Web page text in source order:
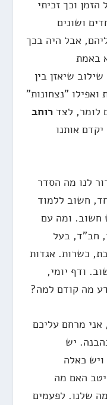
וכך זכיתי
ושונים
אבל היה בכך
באמת
שיאזן בין
"נצחונות"
לומר, לצדרוחב
אותנו
לנו מה הסדר
חשוב ללמוד
חשוב. ומה עם
חב"ד, בעל
כשרות. אגדות
ודף יומי,
מה קודם למה?
אני מרחם עליכם
יש
כאלה
האם מה
שלנו. לפעמים